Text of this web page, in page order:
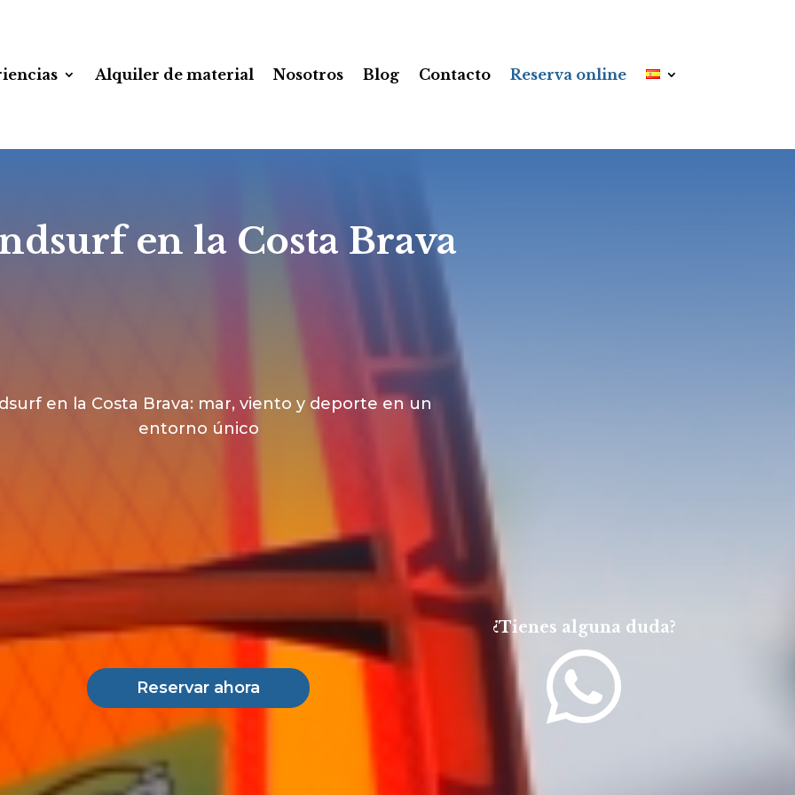
Alquiler de material Nosotros Blog Contacto Reserva online
en la Costa Brava
en la Costa Brava: mar, viento y deporte en un
entorno único
Reservar ahora 
¿Tienes alguna duda?